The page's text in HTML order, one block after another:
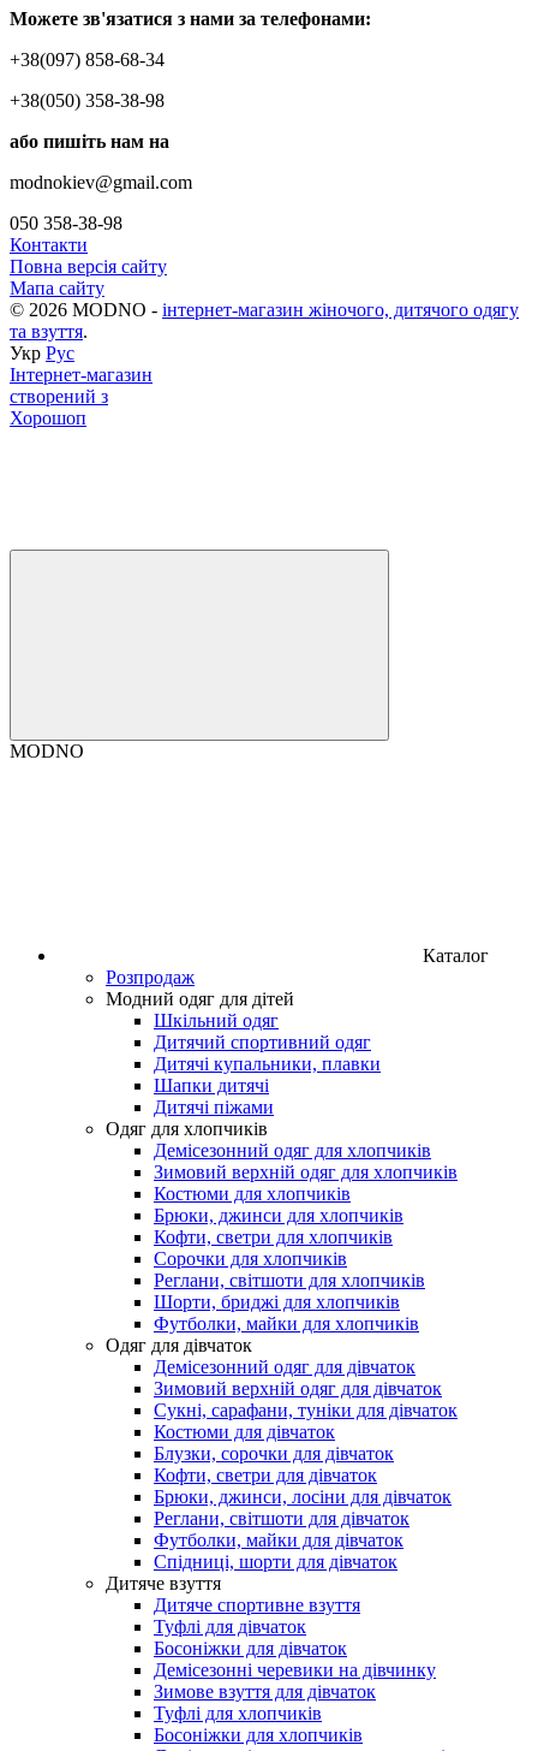
Можете зв'язатися з нами за телефонами:
+38(097) 858-68-34
+38(050) 358-38-98
або пишіть нам на
modnokiev@gmail.com
050 358-38-98
Контакти
Повна версія сайту
Мапа сайту
© 2026 MODNO - інтернет-магазин жіночого, дитячого одягу
та взуття.
Укр Рус
Інтернет-магазин
створений з
Хорошоп
MODNO
Каталог
Розпродаж
Модний одяг для дітей
Шкільний одяг
Дитячий спортивний одяг
Дитячі купальники, плавки
Шапки дитячі
Дитячі піжами
Одяг для хлопчиків
Демісезонний одяг для хлопчиків
Зимовий верхній одяг для хлопчиків
Костюми для хлопчиків
Брюки, джинси для хлопчиків
Кофти, светри для хлопчиків
Сорочки для хлопчиків
Реглани, світшоти для хлопчиків
Шорти, бриджі для хлопчиків
Футболки, майки для хлопчиків
Одяг для дівчаток
Демісезонний одяг для дівчаток
Зимовий верхній одяг для дівчаток
Сукні, сарафани, туніки для дівчаток
Костюми для дівчаток
Блузки, сорочки для дівчаток
Кофти, светри для дівчаток
Брюки, джинси, лосіни для дівчаток
Реглани, світшоти для дівчаток
Футболки, майки для дівчаток
Спідниці, шорти для дівчаток
Дитяче взуття
Дитяче спортивне взуття
Туфлі для дівчаток
Босоніжки для дівчаток
Демісезонні черевики на дівчинку
Зимове взуття для дівчаток
Туфлі для хлопчиків
Босоніжки для хлопчиків